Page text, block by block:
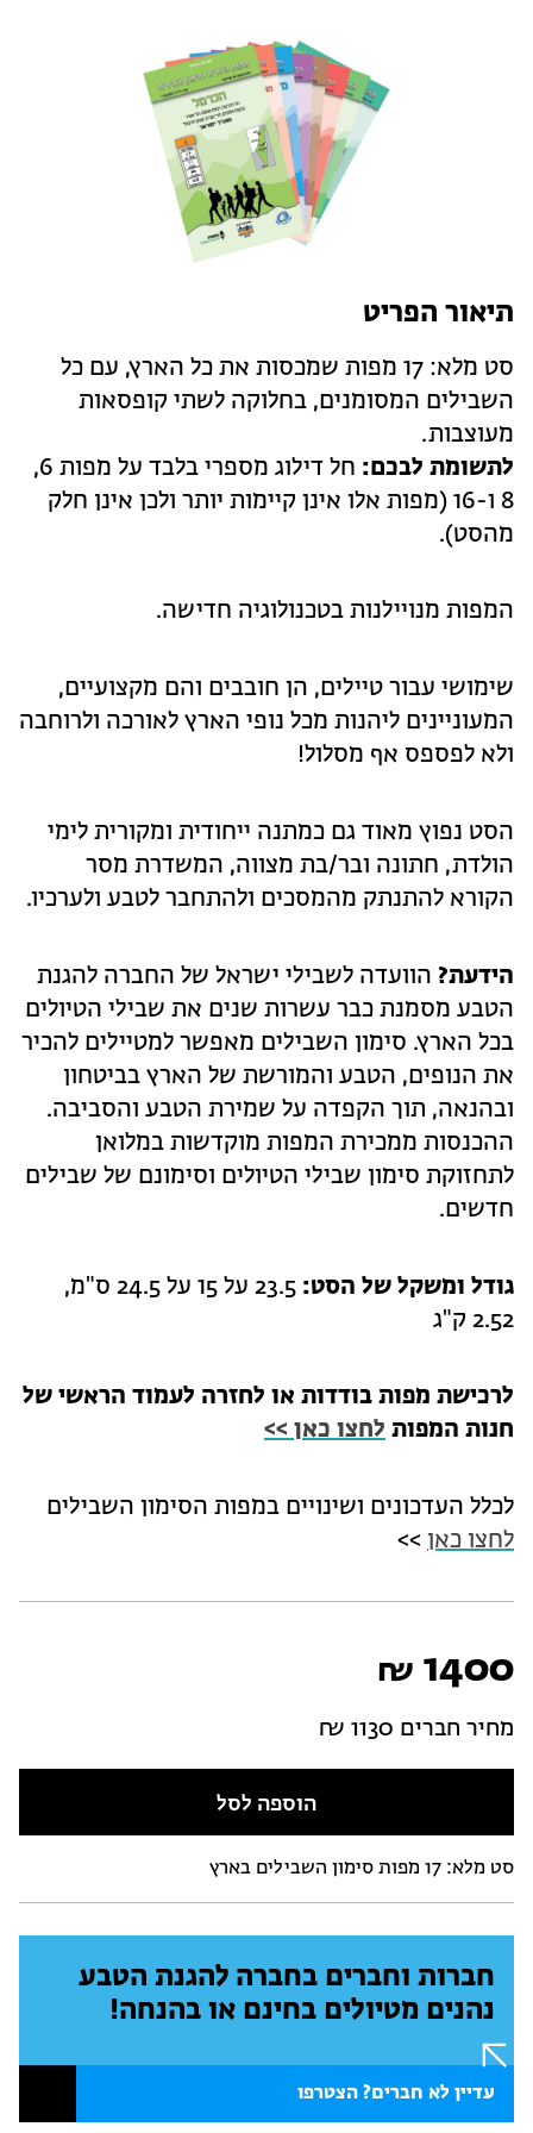
חופשות בבתי ספר שדה
ארץ אהבתי – קבוצות טיולים למבוגרים
תיאור הפריט
סט מלא: 17 מפות שמכסות את כל הארץ, עם כל
השבילים המסומנים, בחלוקה לשתי קופסאות
מעוצבות.
לתשומת לבכם:
חל דילוג מספרי בלבד על מפות 6,
8 ו-16 (מפות אלו אינן קיימות יותר ולכן אינן חלק
מהסט).
המפות מנויילנות בטכנולוגיה חדישה.
שימושי עבור טיילים, הן חובבים והם מקצועיים,
המעוניינים ליהנות מכל נופי הארץ לאורכה ולרוחבה
ולא לפספס אף מסלול!
הסט נפוץ מאוד גם כמתנה ייחודית ומקורית לימי
הולדת, חתונה ובר/בת מצווה, המשדרת מסר
הקורא להתנתק מהמסכים ולהתחבר לטבע ולערכיו.
הידעת? הוועדה לשבילי ישראל של החברה להגנת
הטבע מסמנת כבר עשרות שנים את שבילי הטיולים
בכל הארץ. סימון השבילים מאפשר למטיילים להכיר
את הנופים, הטבע והמורשת של הארץ בביטחון
ובהנאה, תוך הקפדה על שמירת הטבע והסביבה.
ההכנסות ממכירת המפות מוקדשות במלואן
לתחזוקת סימון שבילי הטיולים וסימונם של שבילים
חדשים.
גודל ומשקל של הסט:
23.5 על 15 על 24.5 ס"מ,
2.52 ק"ג
לרכישת מפות בודדות או לחזרה לעמוד הראשי של
חנות המפות לחצו כאן >>
לכלל העדכונים ושינויים במפות הסימון השבילים
לחצו כאן >>
1400
₪
מחיר חברים 1130 ₪
הוספה לסל
סט מלא: 17 מפות סימון השבילים בארץ
חברות וחברים בחברה להגנת הטבע
נהנים מטיולים בחינם או בהנחה!
עדיין לא חברים? הצטרפו